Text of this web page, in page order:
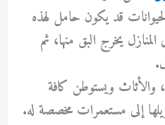
قد يكون حامل لهذه
يخرج البق منها، ثم
والأثاث ويستوطن كافة
إلى مستعمرات مخصصة له.